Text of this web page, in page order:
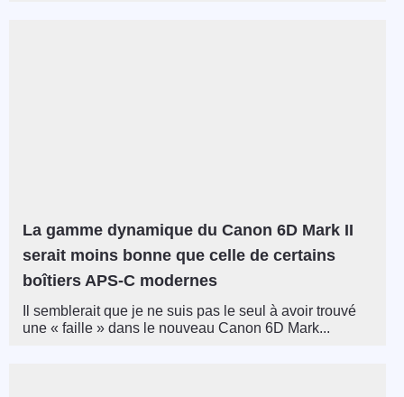
La gamme dynamique du Canon 6D Mark II
serait moins bonne que celle de certains
boîtiers APS-C modernes
Il semblerait que je ne suis pas le seul à avoir trouvé
une « faille » dans le nouveau Canon 6D Mark...